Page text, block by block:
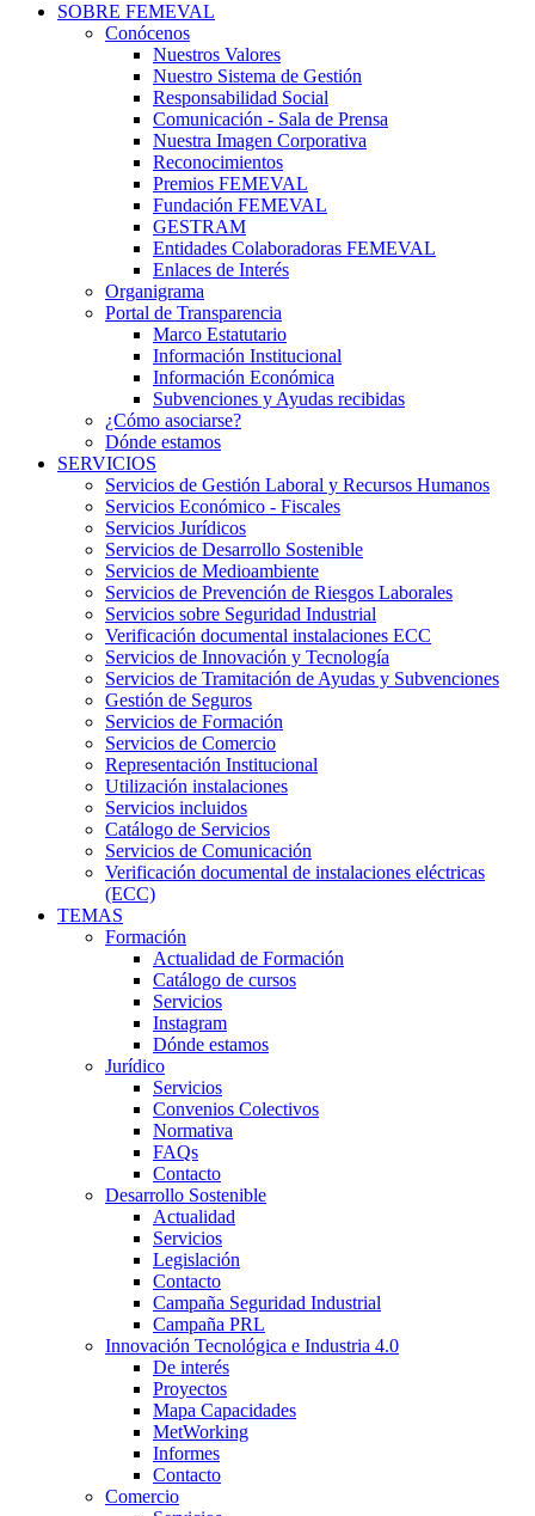
SOBRE FEMEVAL
Conócenos
Nuestros Valores
Nuestro Sistema de Gestión
Responsabilidad Social
Comunicación - Sala de Prensa
Nuestra Imagen Corporativa
Reconocimientos
Premios FEMEVAL
Fundación FEMEVAL
GESTRAM
Entidades Colaboradoras FEMEVAL
Enlaces de Interés
Organigrama
Portal de Transparencia
Marco Estatutario
Información Institucional
Información Económica
Subvenciones y Ayudas recibidas
¿Cómo asociarse?
Dónde estamos
SERVICIOS
Servicios de Gestión Laboral y Recursos Humanos
Servicios Económico - Fiscales
Servicios Jurídicos
Servicios de Desarrollo Sostenible
Servicios de Medioambiente
Servicios de Prevención de Riesgos Laborales
Servicios sobre Seguridad Industrial
Verificación documental instalaciones ECC
Servicios de Innovación y Tecnología
Servicios de Tramitación de Ayudas y Subvenciones
Gestión de Seguros
Servicios de Formación
Servicios de Comercio
Representación Institucional
Utilización instalaciones
Servicios incluidos
Catálogo de Servicios
Servicios de Comunicación
Verificación documental de instalaciones eléctricas
(ECC)
TEMAS
Formación
Actualidad de Formación
Catálogo de cursos
Servicios
Instagram
Dónde estamos
Jurídico
Servicios
Convenios Colectivos
Normativa
FAQs
Contacto
Desarrollo Sostenible
Actualidad
Servicios
Legislación
Contacto
Campaña Seguridad Industrial
Campaña PRL
Innovación Tecnológica e Industria 4.0
De interés
Proyectos
Mapa Capacidades
MetWorking
Informes
Contacto
Comercio